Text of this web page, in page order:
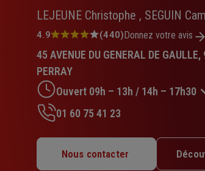
LEJEUNE Christophe , SEGUIN
Note
4.9
sur
5
étoiles
4.9 (440)Donnez votre avis
45 AVENUE DU GENERAL DE
PERRAY
Ouvert 09h – 13h / 14h – 17h30
Mardi : 09h – 13h / 14h – 17h30
Mercredi : 09h – 13h / 14h – 17h30
01 60 75 41 23
Nous contacter